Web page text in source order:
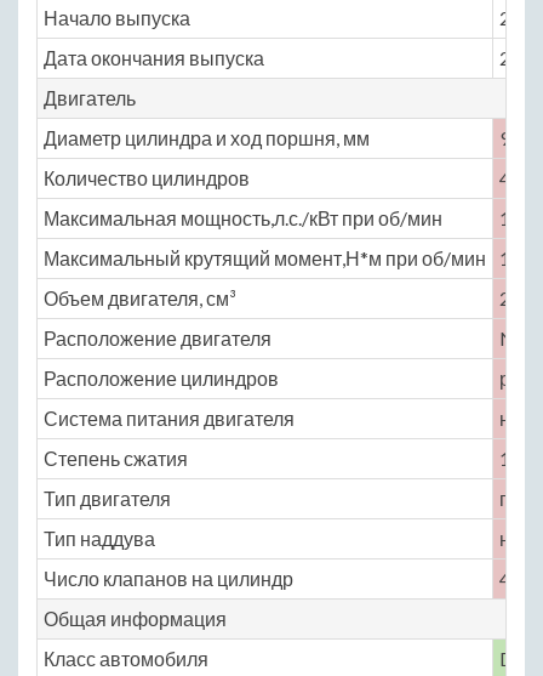
Начало выпуска
2009
Дата окончания выпуска
2016
Двигатель
Диаметр цилиндра и ход поршня, мм
94 ×
Количество цилиндров
4
Максимальная мощность,л.с./кВт при об/мин
150
Максимальный крутящий момент,Н*м при об/мин
191
Объем двигателя, см³
2362
Расположение двигателя
No
Расположение цилиндров
Система питания двигателя
Степень сжатия
10.8
Тип двигателя
Тип наддува
нет
Число клапанов на цилиндр
4
Общая информация
Класс автомобиля
D